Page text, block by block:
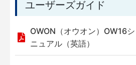
ユーザーズガイド
OWON（オウオン）OW16
ニュアル（英語）